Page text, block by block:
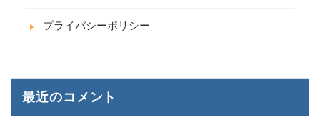
プライバシーポリシー
最近のコメント